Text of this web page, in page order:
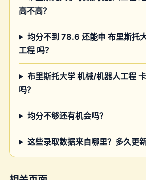
高不高？
均分不到 78.6 还能申 布里斯托
工程 吗？
布里斯托大学 机械/机器人工程
吗？
均分不够还有机会吗？
这些录取数据来自哪里？多久更新